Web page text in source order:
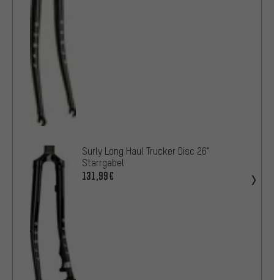
Surly Long Haul Trucker Disc 26"
Starrgabel
131,99€